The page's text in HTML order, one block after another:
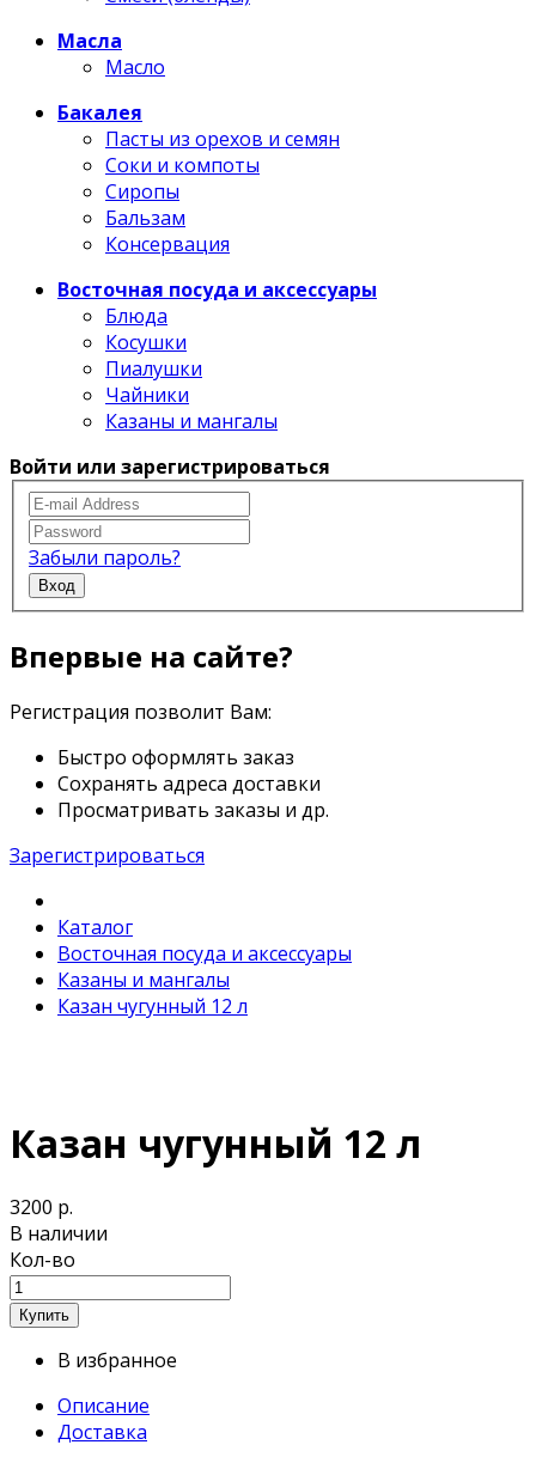
Масла
Масло
Бакалея
Пасты из орехов и семян
Соки и компоты
Сиропы
Бальзам
Консервация
Восточная посуда и аксессуары
Блюда
Косушки
Пиалушки
Чайники
Казаны и мангалы
Войти или зарегистрироваться
Забыли пароль?
Вход
Впервые на сайте?
Регистрация позволит Вам:
Быстро оформлять заказ
Сохранять адреса доставки
Просматривать заказы и др.
Зарегистрироваться
Каталог
Восточная посуда и аксессуары
Казаны и мангалы
Казан чугунный 12 л
Казан чугунный 12 л
3200 р.
В наличии
Кол-во
В избранное
Описание
Доставка